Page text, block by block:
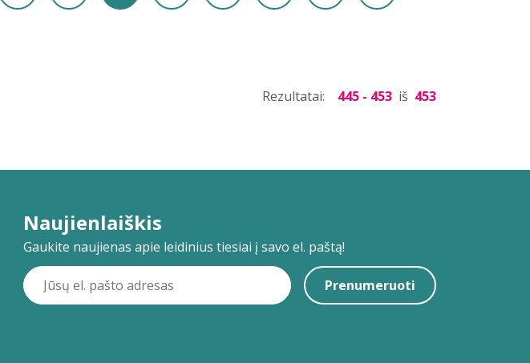
Rezultatai: 445 - 453 iš 453
Naujienlaiškis
Gaukite naujienas apie leidinius tiesiai į savo el. paštą!
Prenumeruoti